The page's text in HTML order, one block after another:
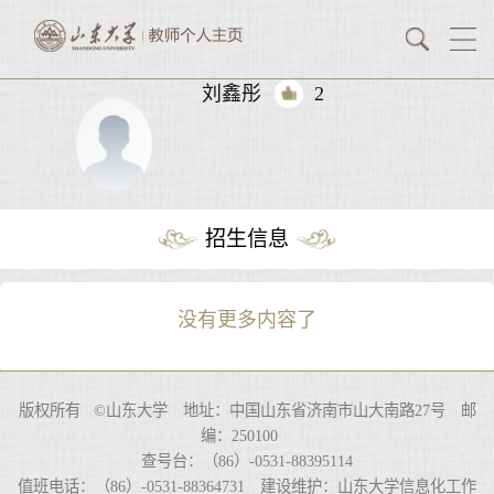
刘鑫彤 2
招生信息
没有更多内容了
版权所有 ©山东大学 地址：中国山东省济南市山大南路27号 邮
编：250100
查号台：（86）-0531-88395114
值班电话：（86）-0531-88364731 建设维护：山东大学信息化工作